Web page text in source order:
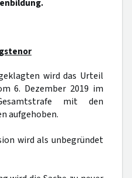
wird das Urteil
6. Dezember 2019 im
mit den
aufgehoben.
wird als unbegründet